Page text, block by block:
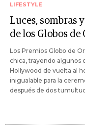
LIFESTYLE
Luces, sombras
de los Globos de
Los Premios Globo de
chica, trayendo algunos
Hollywood de vuelta al
inigualable para la
después de dos